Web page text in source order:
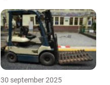
30 september 2025